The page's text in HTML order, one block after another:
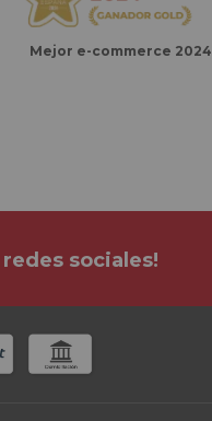
Mejor e-commerce 2024
sociales!